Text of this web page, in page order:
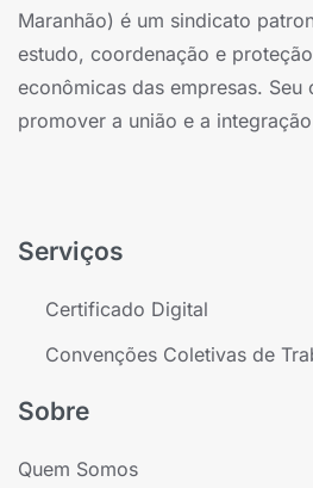
Maranhão) é um sindicato
estudo, coordenação e
econômicas das empresas.
promover a união e a
Serviços
Certificado Digital
Convenções Coletivas de
Sobre
Quem Somos